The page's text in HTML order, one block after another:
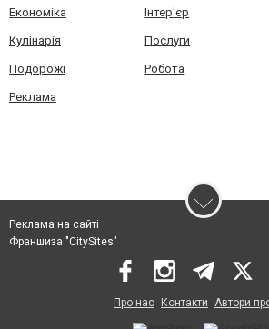
Економіка Інтер'єр
Кулінарія Послуги
Подорожі Робота
Реклама
Реклама на сайті
Франшиза "CitySites"
Про нас Контакти Автори